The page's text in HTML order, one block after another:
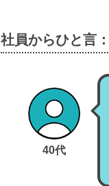
社員からひと言
40代